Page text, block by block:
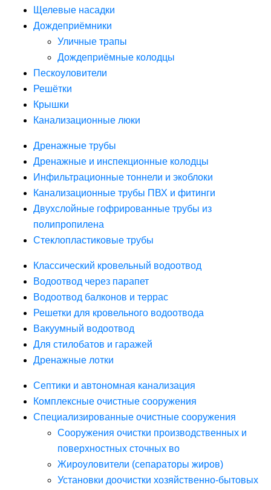
Щелевые насадки
Дождеприёмники
Уличные трапы
Дождеприёмные колодцы
Пескоуловители
Решётки
Крышки
Канализационные люки
Дренажные трубы
Дренажные и инспекционные колодцы
Инфильтрационные тоннели и экоблоки
Канализационные трубы ПВХ и фитинги
Двухслойные гофрированные трубы из
полипропилена
Стеклопластиковые трубы
Классический кровельный водоотвод
Водоотвод через парапет
Водоотвод балконов и террас
Решетки для кровельного водоотвода
Вакуумный водоотвод
Для стилобатов и гаражей
Дренажные лотки
Септики и автономная канализация
Комплексные очистные сооружения
Специализированные очистные сооружения
Сооружения очистки производственных и
поверхностных сточных во
Жироуловители (сепараторы жиров)
Установки доочистки хозяйственно-бытовых